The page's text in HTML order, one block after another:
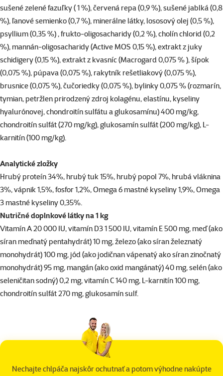
sušené zelené fazuľky ( 1 %), červená repa (0,9 %), sušené jablká (0,8
%), ľanové semienko (0,7 %), minerálne látky, lososový olej (0,5 %),
psyllium (0,35 %) , frukto-oligosacharidy (0,2 %), cholín chlorid (0,2
%), mannán-oligosacharidy (Active MOS 0,15 %), extrakt z juky
schidigery (0,15 %), extrakt z kvasníc (Macrogard 0,075 % ), šípok
(0,075 %), púpava (0,075 %), rakytník rešetliakový (0,075 %),
brusnice (0,075 %), čučoriedky (0,075 %), bylinky 0,075 % (rozmarín,
tymian, petržlen prirodzený zdroj kolagénu, elastínu, kyseliny
hyalurónovej, chondroitín sulfátu a glukosamínu) 400 mg/kg,
chondroitín sulfát (270 mg/kg), glukosamín sulfát (200 mg/kg), L-
karnitín (100 mg/kg).
Analytické zložky
Hrubý proteín 34%, hrubý tuk 15%, hrubý popol 7%, hrubá vláknina
3%, vápnik 1,5%, fosfor 1,2%, Omega 6 mastné kyseliny 1,9%, Omega
3 mastné kyseliny 0,35%.
Nutričné doplnkové látky na 1 kg
Vitamín A 20 000 IU, vitamín D3 1 500 IU, vitamín E 500 mg, meď (ako
síran meďnatý pentahydrát) 10 mg, železo (ako síran železnatý
monohydrát) 100 mg, jód (ako jodičnan vápenatý ako síran zinočnatý
monohydrát) 95 mg, mangán (ako oxid mangánatý) 40 mg, selén (ako
seleničitan sodný) 0,2 mg, vitamín C 140 mg, L-karnitín 100 mg,
chondroitín sulfát 270 mg, glukosamín sulf.
Nechajte chlpáča najskôr ochutnať a potom výhodne nakúpte